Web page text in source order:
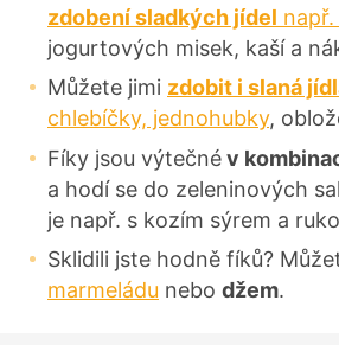
zdobení sladkých jídel
jogurtových misek, kaší a
Můžete jimi zdobit i slaná
chlebíčky, jednohubky,
Fíky jsou výtečnév
a hodí se do zeleninových
je např. s kozím sýrem a
Sklidili jste hodně fíků?
marmeládu nebo džem.